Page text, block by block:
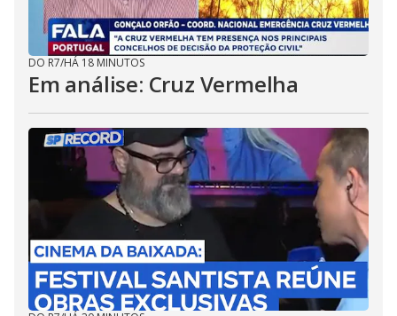
DO R7/HÁ 18 MINUTOS
Em análise: Cruz Vermelha